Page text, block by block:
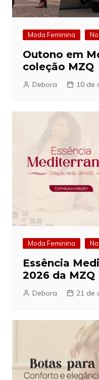
Moda Feminina
Outono em
coleção MZQ
Debora 10 de
Moda Feminina
Essência
2026 da MZQ
Debora 21 de